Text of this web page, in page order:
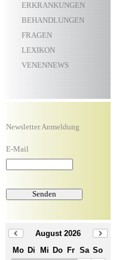
ERKRANKUNGEN
BEHANDLUNGEN
FRAGEN
LEXIKON
VENENNEWS
Newsletter Anmeldung
E-Mail
August 2026
Mo Di Mi Do Fr Sa So